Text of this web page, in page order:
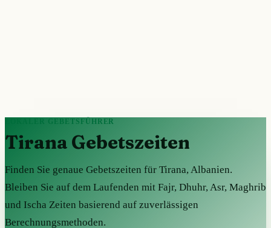
LOKALER GEBETSFÜHRER
Tirana Gebetszeiten
Finden Sie genaue Gebetszeiten für Tirana, Albanien.
Bleiben Sie auf dem Laufenden mit Fajr, Dhuhr, Asr, Maghrib
und Ischa Zeiten basierend auf zuverlässigen
Berechnungsmethoden.